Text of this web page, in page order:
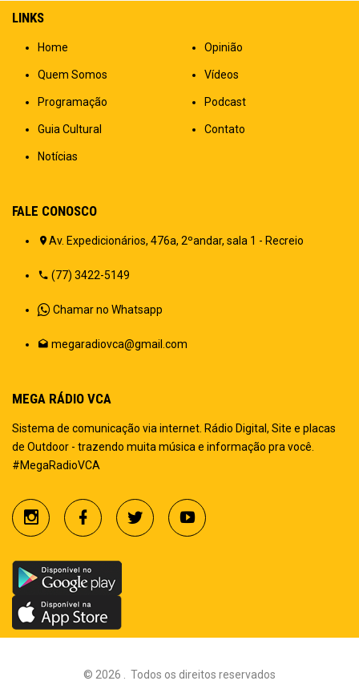
LINKS
Home
Quem Somos
Programação
Guia Cultural
Notícias
Opinião
Vídeos
Podcast
Contato
FALE CONOSCO
Av. Expedicionários, 476a, 2ºandar, sala 1 - Recreio
(77) 3422-5149
Chamar no Whatsapp
megaradiovca@gmail.com
MEGA RÁDIO VCA
Sistema de comunicação via internet. Rádio Digital, Site e placas
de Outdoor - trazendo muita música e informação pra você.
#MegaRadioVCA
© 2026 Todos os direitos reservados